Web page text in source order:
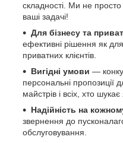
складності. Ми не
ваші задачі!
Для бізнесу та
ефективні рішення як
приватних клієнтів.
Вигідні умови —
персональні пропозиції
майстрів і всіх, хто шукає
Надійність на
звернення до
обслуговування.